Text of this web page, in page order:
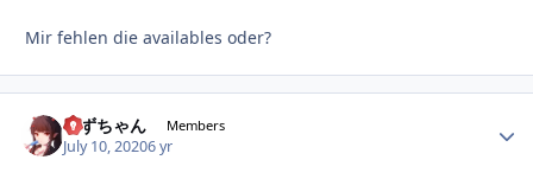
Mir fehlen die availables oder?
すずちゃん Members
July 10, 20206 yr